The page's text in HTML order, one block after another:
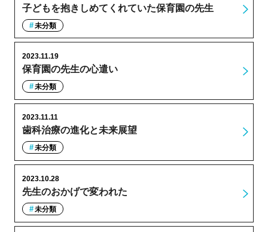
子どもを抱きしめてくれていた保育園の先生
未分類
保育園の先生の心遣い
2023.11.19
未分類
歯科治療の進化と未来展望
2023.11.11
未分類
先生のおかげで変われた
2023.10.28
未分類